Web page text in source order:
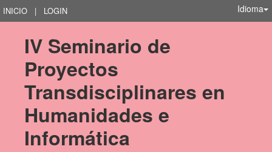
INICIO | LOGIN Idioma
IV Seminario de
Proyectos
Transdisciplinares en
Humanidades e
Informática